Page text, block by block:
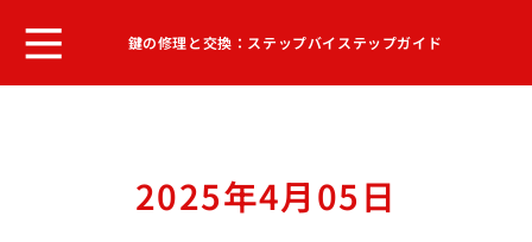
鍵の修理と交換：ステップバイステップガイド
2025年4月05日